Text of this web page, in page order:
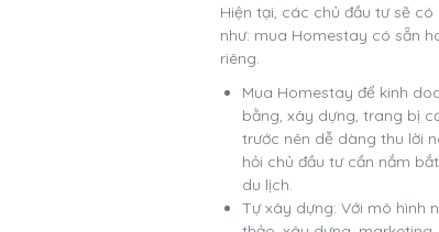
Hiện tại, các chủ đầu tư sẽ
như: mua Homestay có sẵn
riêng.
Mua Homestay để kinh
bằng, xây dựng, trang bị
trước nên dễ dàng thu lời
hỏi chủ đầu tư cần nắm
du lịch.
Tự xây dựng: Với mô hình